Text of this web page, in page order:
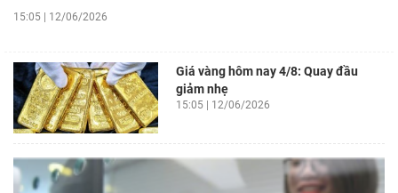
15:05 | 12/06/2026
Giá vàng hôm nay 4/8: Quay đầu
giảm nhẹ
15:05 | 12/06/2026